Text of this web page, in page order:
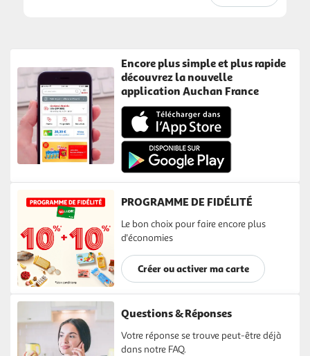
Encore plus simple et plus rapide
découvrez la nouvelle
application Auchan France
PROGRAMME DE FIDÉLITÉ
Le bon choix pour faire encore plus
d'économies
Créer ou activer ma carte
Questions & Réponses
Votre réponse se trouve peut-être déjà
dans notre FAQ.